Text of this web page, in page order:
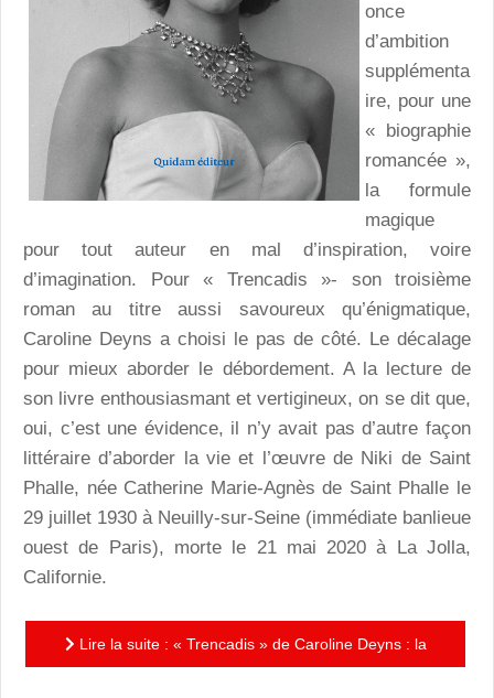
once
d’ambition
supplémenta
ire, pour une
« biographie
romancée »,
la formule
magique
pour tout auteur en mal d’inspiration, voire
d’imagination. Pour « Trencadis »- son troisième
roman au titre aussi savoureux qu’énigmatique,
Caroline Deyns a choisi le pas de côté. Le décalage
pour mieux aborder le débordement. A la lecture de
son livre enthousiasmant et vertigineux, on se dit que,
oui, c’est une évidence, il n’y avait pas d’autre façon
littéraire d’aborder la vie et l’œuvre de Niki de Saint
Phalle, née Catherine Marie-Agnès de Saint Phalle le
29 juillet 1930 à Neuilly-sur-Seine (immédiate banlieue
ouest de Paris), morte le 21 mai 2020 à La Jolla,
Californie.
Lire la suite : « Trencadis » de Caroline Deyns : la